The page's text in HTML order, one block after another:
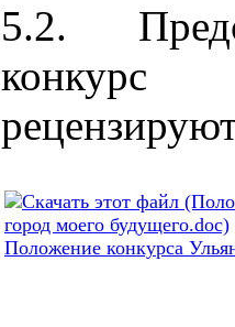
5.2.
Положение конкурса